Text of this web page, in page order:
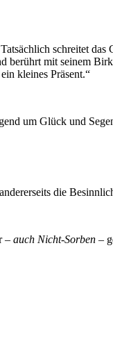
schreitet
mit seinem
kleines Präsent.“
um Glück und
die
– auch Nicht-Sorben –